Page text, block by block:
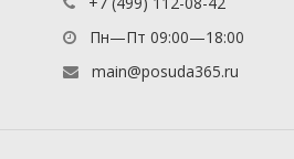
Пн—Пт 09:00—18:00
main@posuda365.ru